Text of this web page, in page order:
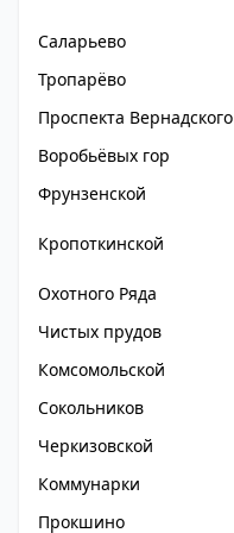
Саларьево
Тропарёво
Проспекта Вернадского
Воробьёвых гор
Фрунзенской
Кропоткинской
Охотного Ряда
Чистых прудов
Комсомольской
Сокольников
Черкизовской
Коммунарки
Прокшино